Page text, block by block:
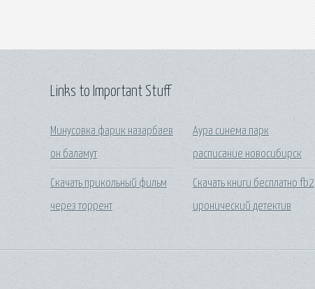
Links to Important Stuff
Минусовка фарик назарбаев
он баламут
Скачать прикольный фильм
через торрент
Аура синема парк
расписание новосибирск
Скачать книги бесплатно fb2
иронический детектив